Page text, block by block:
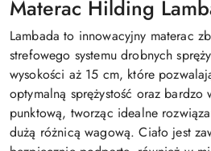
Materac Hilding
Lambada to innowacyjny materac
strefowego systemu drobnych
wysokości aż 15 cm, które
optymalną sprężystość oraz bardzo
punktową, tworząc idealne
dużą różnicą wagową. Ciało jest